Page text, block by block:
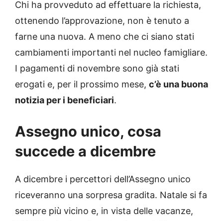
Chi ha provveduto ad effettuare la richiesta,
ottenendo l’approvazione, non è tenuto a
farne una nuova. A meno che ci siano stati
cambiamenti importanti nel nucleo famigliare.
I pagamenti di novembre sono già stati
erogati e, per il prossimo mese, c’è una buona
notizia per i beneficiari.
Assegno unico, cosa
succede a dicembre
A dicembre i percettori dell’Assegno unico
riceveranno una sorpresa gradita. Natale si fa
sempre più vicino e, in vista delle vacanze,